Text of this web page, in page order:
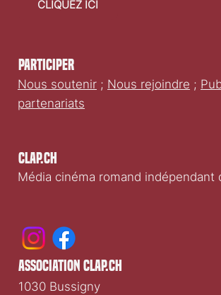
Clap.ch
Média cinéma romand indépendant
Participer
Nous soutenir ; Nous rejoindre ;
partenariats
CLIQUEZ ICI
association clap.ch
1030 Bussigny